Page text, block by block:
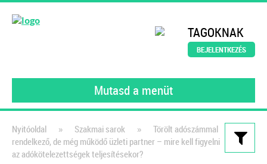
TAGOKNAK
BEJELENTKEZÉS
Mutasd a menüt
Kiadványaink
Nyitóoldal » Szakmai sarok »
Törölt adószámmal
rendelkező, de még működő üzleti partner – mire kell figyelni
az adókötelezettségek teljesítésekor?